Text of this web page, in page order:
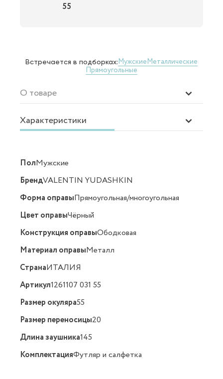
55
Встречается в подборках:МужскиеМеталлические
Прямоугольные
О товаре
Характеристики
ПолМужские
БрендVALENTIN YUDASHKIN
Форма оправыПрямоугольная/многоугольная
Цвет оправыЧёрный
Конструкция оправыОбодковая
Материал оправыМеталл
СтранаИТАЛИЯ
Артикул1261107 031 55
Размер окуляра55
Размер переносицы20
Длина заушника145
КомплектацияФутляр и салфетка